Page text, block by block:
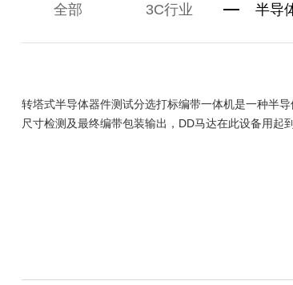
全部 3C行业 半导
转塔式半导体器件测试分选打标编带一体机是一种半导
尺寸检测及最终编带包装输出，DD马达在此设备用起